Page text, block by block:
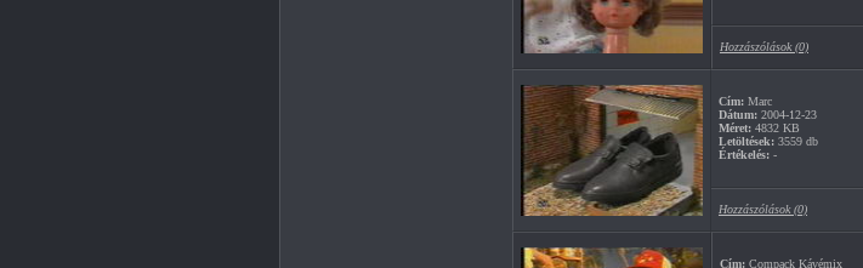
Hozzászólások (0)
Cím: Marc
Dátum: 2004-12-23
Méret: 4832 KB
Letöltések: 3559 db
Értékelés: -
Hozzászólások (0)
Cím: Compack Kávémix